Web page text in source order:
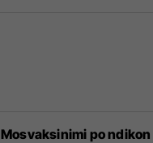
​Mosvaksinimi po